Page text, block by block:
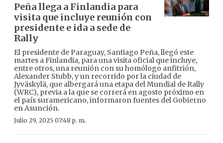
Peña llega a Finlandia para
visita que incluye reunión con
presidente e ida a sede de
Rally
El presidente de Paraguay, Santiago Peña, llegó este
martes a Finlandia, para una visita oficial que incluye,
entre otros, una reunión con su homólogo anfitrión,
Alexander Stubb, y un recorrido por la ciudad de
Jyväskylä, que albergará una etapa del Mundial de Rally
(WRC), previa a la que se correrá en agosto próximo en
el país suramericano, informaron fuentes del Gobierno
en Asunción.
Julio 29, 2025 07:48 p. m.